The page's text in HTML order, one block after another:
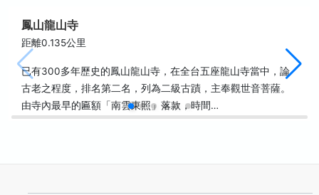
鳳山龍山寺
距離0.135公里
已有300多年歷史的鳳山龍山寺，在全台五座龍山寺當中，論
古老之程度，排名第二名，列為二級古蹟，主奉觀世音菩薩。
由寺內最早的匾額「南雲東照」落款，時間…